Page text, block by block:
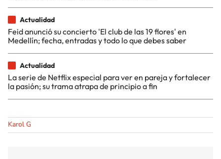
Actualidad
Feid anunció su concierto 'El club de las 19 flores' en
Medellín; fecha, entradas y todo lo que debes saber
Actualidad
La serie de Netflix especial para ver en pareja y fortalecer
la pasión; su trama atrapa de principio a fin
Karol G